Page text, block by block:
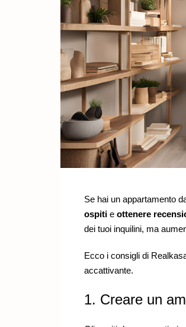
Se hai un appartamento
ospiti e ottenere
dei tuoi inquilini, ma
Ecco i consigli di
accattivante.
1. Creare un